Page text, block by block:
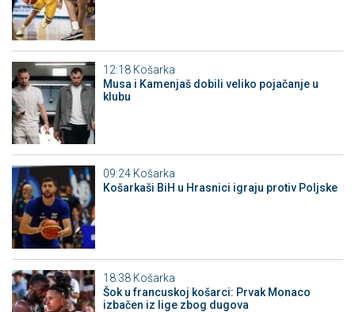
12:18 Košarka
Musa i Kamenjaš dobili veliko pojačanje u
klubu
09:24 Košarka
Košarkaši BiH u Hrasnici igraju protiv Poljske
18:38 Košarka
Šok u francuskoj košarci: Prvak Monaco
izbačen iz lige zbog dugova